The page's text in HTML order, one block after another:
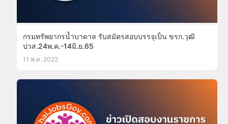
กรมทรัพยากรน้ำบาดาล รับสมัครสอบบรรจุเป็น ขรก.วุฒิ
ปวส.24พ.ค.-14มิ.ย.65
11 พ.ค. 2022